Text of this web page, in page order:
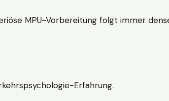
MPU-Vorbereitung folgt immer
Erfahrung.